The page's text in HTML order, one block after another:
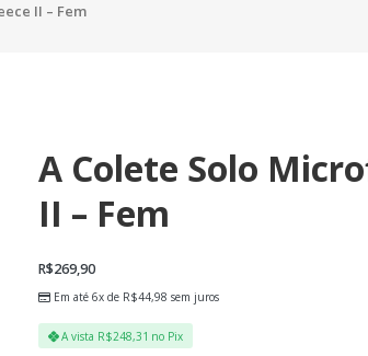
II – Fem
A Colete Solo
II – Fem
R$269,90
Em até 6x de R$44,98 sem juros
A vista R$248,31 no Pix